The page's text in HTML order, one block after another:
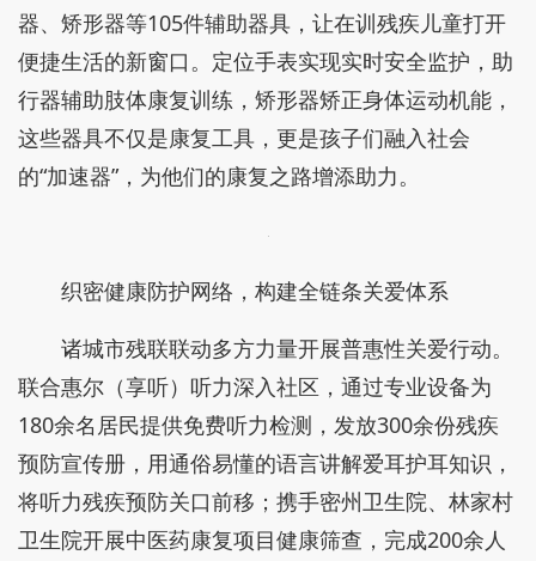
器、矫形器等105件辅助器具，让在训残疾儿童打开
便捷生活的新窗口。定位手表实现实时安全监护，助
行器辅助肢体康复训练，矫形器矫正身体运动机能，
这些器具不仅是康复工具，更是孩子们融入社会
的“加速器”，为他们的康复之路增添助力。
织密健康防护网络，构建全链条关爱体系
诸城市残联联动多方力量开展普惠性关爱行动。
联合惠尔（享听）听力深入社区，通过专业设备为
180余名居民提供免费听力检测，发放300余份残疾
预防宣传册，用通俗易懂的语言讲解爱耳护耳知识，
将听力残疾预防关口前移；携手密州卫生院、林家村
卫生院开展中医药康复项目健康筛查，完成200余人